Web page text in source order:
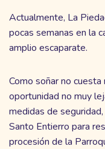
Actualmente, La
pocas semanas en la
amplio escaparate.
Como soñar no
oportunidad no muy
medidas de
Santo Entierro para
procesión de la